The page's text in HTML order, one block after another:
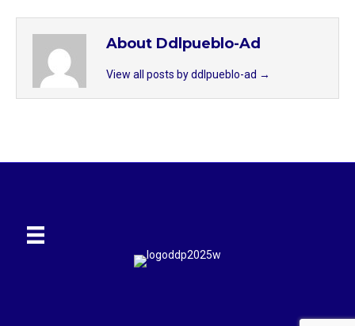
About Ddlpueblo-Ad
View all posts by ddlpueblo-ad →